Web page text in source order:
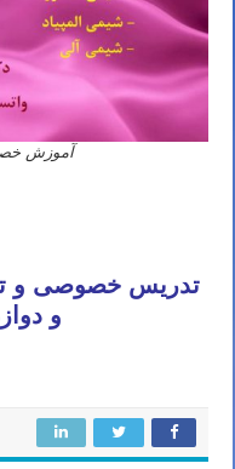
آموزش
تدریس خصوصی و
و